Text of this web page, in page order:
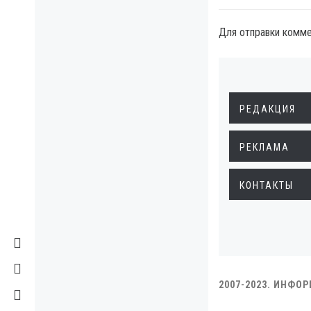
Для отправки
РЕДАКЦИЯ
РЕКЛАМА
КОНТАКТЫ
2007-2023.